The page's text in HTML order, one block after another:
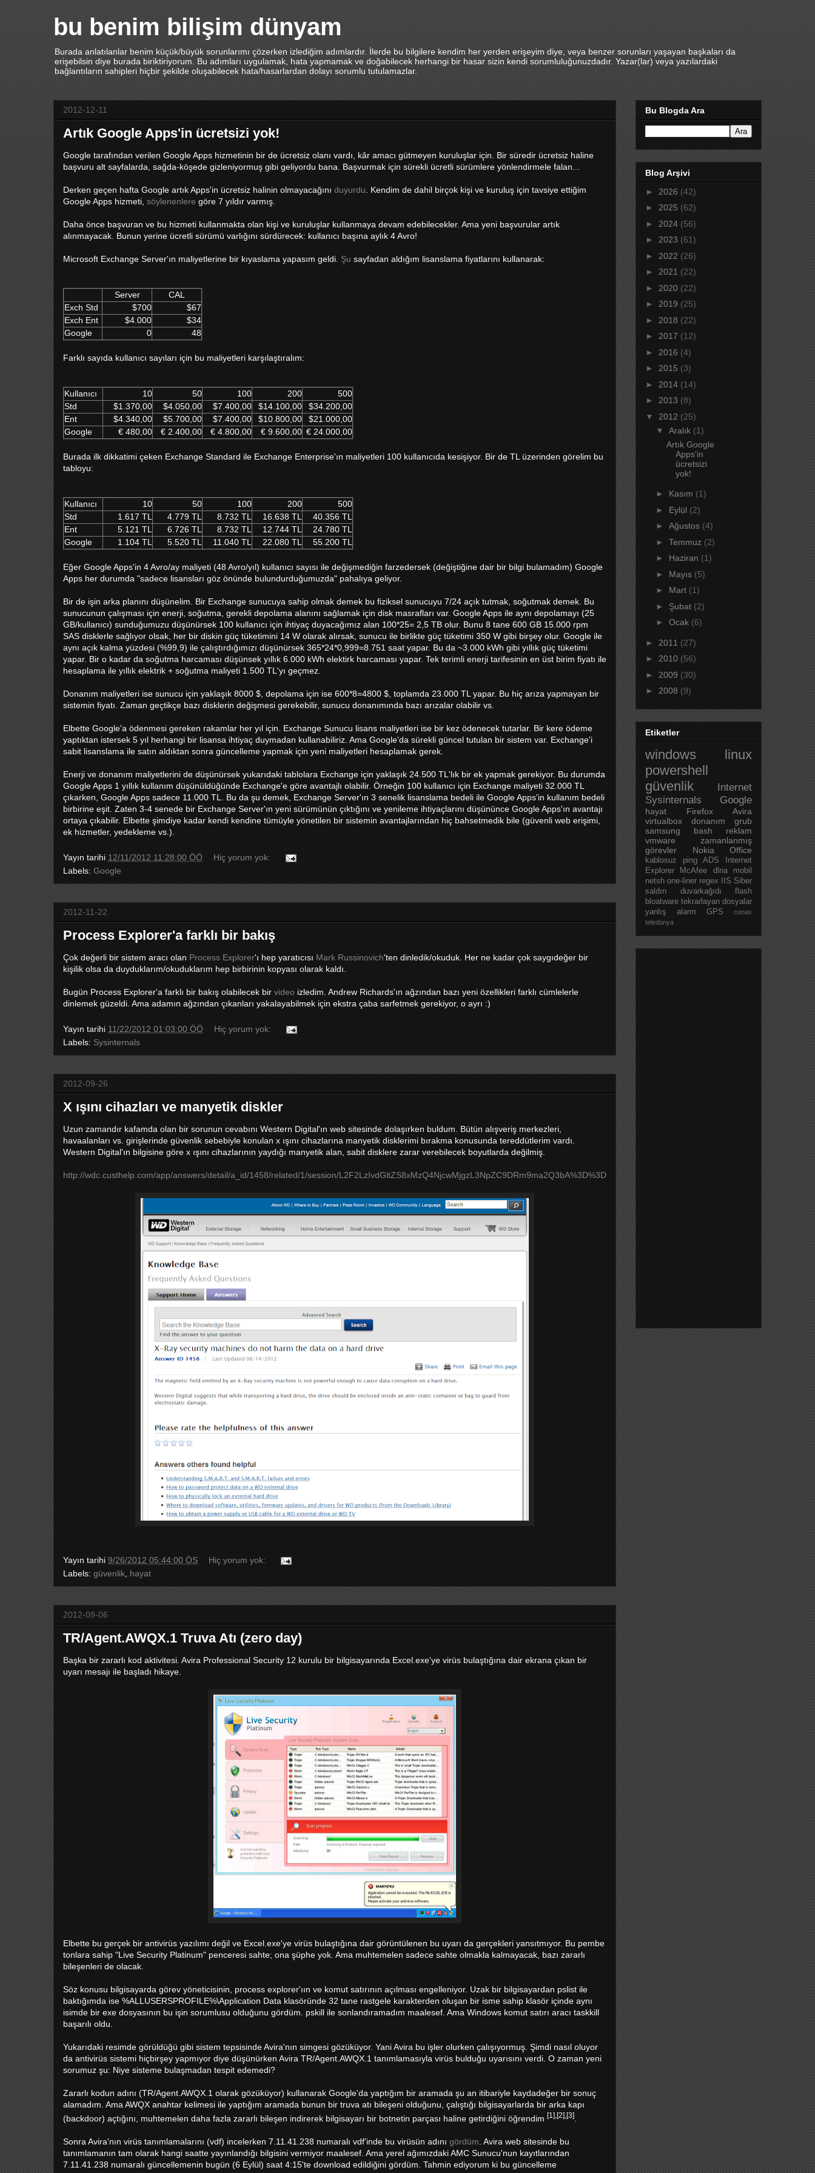
bu benim bilişim dünyam
Burada anlatılanlar benim küçük/büyük sorunlarımı çözerken izlediğim adımlardır. İlerde bu bilgilere kendim her yerden erişeyim diye, veya benzer sorunları yaşayan başkaları da
erişebilsin diye burada biriktiriyorum. Bu adımları uygulamak, hata yapmamak ve doğabilecek herhangi bir hasar sizin kendi sorumluluğunuzdadır. Yazar(lar) veya yazılardaki
bağlantıların sahipleri hiçbir şekilde oluşabilecek hata/hasarlardan dolayı sorumlu tutulamazlar.
2012-12-11
Artık Google Apps'in ücretsizi yok!
Google tarafından verilen Google Apps hizmetinin bir de ücretsiz olanı vardı, kâr amacı gütmeyen kuruluşlar için. Bir süredir ücretsiz haline
başvuru alt sayfalarda, sağda-köşede gizleniyormuş gibi geliyordu bana. Başvurmak için sürekli ücretli sürümlere yönlendirmele falan...
Derken geçen hafta Google artık Apps'in ücretsiz halinin olmayacağını duyurdu . Kendim de dahil birçok kişi ve kuruluş için tavsiye ettiğim
Google Apps hizmeti, söylenenlere göre 7 yıldır varmış.
Daha önce başvuran ve bu hizmeti kullanmakta olan kişi ve kuruluşlar kullanmaya devam edebilecekler. Ama yeni başvurular artık
alınmayacak. Bunun yerine ücretli sürümü varlığını sürdürecek: kullanıcı başına aylık 4 Avro!
Microsoft Exchange Server'ın maliyetlerine bir kıyaslama yapasım geldi. Şu sayfadan aldığım lisanslama fiyatlarını kullanarak:
Server
CAL
Exch Std
$700
$67
Exch Ent
$4.000
$34
Google
0 48
Farklı sayıda kullanıcı sayıları için bu maliyetleri karşılaştıralım:
Kullanıcı 10 50 100 200
500
Std
$1.370,00 $4.050,00 $7.400,00 $14.100,00
$34.200,00
Ent
$4.340,00 $5.700,00 $7.400,00 $10.800,00
$21.000,00
Google
€ 480,00 € 2.400,00 € 4.800,00 € 9.600,00 € 24.000,00
Burada ilk dikkatimi çeken Exchange Standard ile Exchange Enterprise'ın maliyetleri 100 kullanıcıda kesişiyor. Bir de TL üzerinden görelim bu
tabloyu:
Kullanıcı 10 50 100 200
500
Std
1.617 TL 4.779 TL 8.732 TL 16.638 TL
40.356 TL
Ent
5.121 TL 6.726 TL 8.732 TL 12.744 TL
24.780 TL
Google
1.104 TL 5.520 TL 11.040 TL 22.080 TL 55.200 TL
Eğer Google Apps'in 4 Avro/ay maliyeti (48 Avro/yıl) kullanıcı sayısı ile değişmediğin farzedersek (değiştiğine dair bir bilgi bulamadım) Google
Apps her durumda "sadece lisansları göz önünde bulundurduğumuzda" pahalıya geliyor.
Bir de işin arka planını düşünelim. Bir Exchange sunucuya sahip olmak demek bu fiziksel sunucuyu 7/24 açık tutmak, soğutmak demek. Bu
sunucunun çalışması için enerji, soğutma, gerekli depolama alanını sağlamak için disk masrafları var. Google Apps ile aynı depolamayı (25
GB/kullanıcı) sunduğumuzu düşünürsek 100 kullanıcı için ihtiyaç duyacağımız alan 100*25= 2,5 TB olur. Bunu 8 tane 600 GB 15.000 rpm
SAS disklerle sağlıyor olsak, her bir diskin güç tüketimini 14 W olarak alırsak, sunucu ile birlikte güç tüketimi 350 W gibi birşey olur. Google ile
aynı açık kalma yüzdesi (%99,9) ile çalıştırdığımızı düşünürsek 365*24*0,999=8.751 saat yapar. Bu da ~3.000 kWh gibi yıllık güç tüketimi
yapar. Bir o kadar da soğutma harcaması düşünsek yıllık 6.000 kWh elektirk harcaması yapar. Tek terimli enerji tarifesinin en üst birim fiyatı ile
hesaplama ile yıllık elektrik + soğutma maliyeti 1.500 TL'yı geçmez.
Donanım maliyetleri ise sunucu için yaklaşık 8000 $, depolama için ise 600*8=4800 $, toplamda 23.000 TL yapar. Bu hiç arıza yapmayan bir
sistemin fiyatı. Zaman geçtikçe bazı disklerin değişmesi gerekebilir, sunucu donanımında bazı arızalar olabilir vs.
Elbette Google'a ödenmesi gereken rakamlar her yıl için. Exchange Sunucu lisans maliyetleri ise bir kez ödenecek tutarlar. Bir kere ödeme
yaptıktan istersek 5 yıl herhangi bir lisansa ihtiyaç duymadan kullanabiliriz. Ama Google'da sürekli güncel tutulan bir sistem var. Exchange'i
sabit lisanslama ile satın aldıktan sonra güncelleme yapmak için yeni maliyetleri hesaplamak gerek.
Enerji ve donanım maliyetlerini de düşünürsek yukarıdaki tablolara Exchange için yaklaşık 24.500 TL'lık bir ek yapmak gerekiyor. Bu durumda
Google Apps 1 yıllık kullanım düşünüldüğünde Exchange'e göre avantajlı olabilir. Örneğin 100 kullanıcı için Exchange maliyeti 32.000 TL
çıkarken, Google Apps sadece 11.000 TL. Bu da şu demek, Exchange Server'ın 3 senelik lisanslama bedeli ile Google Apps'in kullanım bedeli
birbirine eşit. Zaten 3-4 senede bir Exchange Server'ın yeni sürümünün çıktığını ve yenileme ihtiyaçlarını düşününce Google Apps'ın avantajı
ortaya çıkabilir. Elbette şimdiye kadar kendi kendine tümüyle yönetilen bir sistemin avantajlarından hiç bahsetmedik bile (güvenli web erişimi,
ek hizmetler, yedekleme vs.).
Yayın tarihi 12/11/2012 11:28:00 ÖÖ
Hiç yorum yok:
Labels: Google
2012-11-22
Process Explorer'a farklı bir bakış
Çok değerli bir sistem aracı olan Process Explorer'ı hep yaratıcısı Mark Russinovich'ten dinledik/okuduk. Her ne kadar çok saygıdeğer bir
kişilik olsa da duyduklarım/okuduklarım hep birbirinin kopyası olarak kaldı.
Bugün Process Explorer'a farklı bir bakış olabilecek bir video izledim. Andrew Richards'ın ağzından bazı yeni özellikleri farklı cümlelerle
dinlemek güzeldi. Ama adamın ağzından çıkanları yakalayabilmek için ekstra çaba sarfetmek gerekiyor, o ayrı :)
Yayın tarihi 11/22/2012 01:03:00 ÖÖ
Hiç yorum yok:
Labels: Sysinternals
2012-09-26
X ışını cihazları ve manyetik diskler
Uzun zamandır kafamda olan bir sorunun cevabını Western Digital'ın web sitesinde dolaşırken buldum. Bütün alışveriş merkezleri,
havaalanları vs. girişlerinde güvenlik sebebiyle konulan x ışını cihazlarına manyetik disklerimi bırakma konusunda tereddütlerim vardı.
Western Digital'ın bilgisine göre x ışını cihazlarının yaydığı manyetik alan, sabit disklere zarar verebilecek boyutlarda değilmiş.
http://wdc.custhelp.com/app/answers/detail/a_id/1458/related/1/session/L2F2LzIvdGltZS8xMzQ4NjcwMjgzL3NpZC9DRm9ma2Q3bA%3D%3D
Yayın tarihi 9/26/2012 05:44:00 ÖS
Hiç yorum yok:
Labels: güvenlik hayat
2012-09-06
TR/Agent.AWQX.1 Truva Atı (zero day)
Başka bir zararlı kod aktivitesi. Avira Professional Security 12 kurulu bir bilgisayarında Excel.exe'ye virüs bulaştığına dair ekrana çıkan bir
uyarı mesajı ile başladı hikaye.
Elbette bu gerçek bir antivirüs yazılımı değil ve Excel.exe'ye virüs bulaştığına dair görüntülenen bu uyarı da gerçekleri yansıtmıyor. Bu pembe
tonlara sahip "Live Security Platinum" penceresi sahte; ona şüphe yok. Ama muhtemelen sadece sahte olmakla kalmayacak, bazı zararlı
bileşenleri de olacak.
Söz konusu bilgisayarda görev yöneticisinin, process explorer'ıın ve komut satırının açılması engelleniyor. Uzak bir bilgisayardan pslist ile
baktığımda ise %ALLUSERSPROFILE%\Application Data klasöründe 32 tane rastgele karakterden oluşan bir isme sahip klasör içinde aynı
isimde bir exe dosyasının bu işin sorumlusu olduğunu gördüm. pskill ile sonlandıramadım maalesef. Ama Windows komut satırı aracı taskkill
başarılı oldu.
Yukarıdaki resimde görüldüğü gibi sistem tepsisinde Avira'nın simgesi gözüküyor. Yani Avira bu işler olurken çalışıyormuş. Şimdi nasıl oluyor
da antivirüs sistemi hiçbirşey yapmıyor diye düşünürken Avira TR/Agent.AWQX.1 tanımlamasıyla virüs bulduğu uyarısını verdi. O zaman yeni
sorumuz şu: Niye sisteme bulaşmadan tespit edemedi?
Zararlı kodun adını (TR/Agent.AWQX.1 olarak gözüküyor) kullanarak Google'da yaptığım bir aramada şu an itibariyle kaydadeğer bir sonuç
alamadım. Ama AWQX anahtar kelimesi ile yaptığım aramada bunun bir truva atı bileşeni olduğunu, çalıştığı bilgisayarlarda bir arka kapı
(backdoor) açtığını, muhtemelen daha fazla zararlı bileşen indirerek bilgisayarı bir botnetin parçası haline getirdiğini öğrendim [1],[2],[3]
Sonra Avira'nın virüs tanımlamalarını (vdf) incelerken 7.11.41.238 numaralı vdf'inde bu virüsün adını gördüm . Avira web sitesinde bu
tanımlamanın tam olarak hangi saatte yayınlandığı bilgisini vermiyor maalesef. Ama yerel ağımızdaki AMC Sunucu'nun kayıtlarından
7.11.41.238 numaralı güncellemenin bugün (6 Eylül) saat 4:15'te download edildiğini gördüm. Tahmin ediyorum ki bu güncelleme
Bu Blogda Ara
Blog Arşivi
► 2026 (42)
► 2025 (62)
► 2024 (56)
► 2023 (61)
► 2022 (26)
► 2021 (22)
► 2020 (22)
► 2019 (25)
► 2018 (22)
► 2017 (12)
► 2016 (4)
► 2015 (3)
► 2014 (14)
► 2013 (8)
▼ 2012 (25)
▼ Aralık (1)
Artık Google
Apps'in
ücretsizi
yok!
► Kasım (1)
► Eylül (2)
► Ağustos (4)
► Temmuz (2)
► Haziran (1)
► Mayıs (5)
► Mart (1)
► Şubat (2)
► Ocak (6)
► 2011 (27)
► 2010 (56)
► 2009 (30)
► 2008 (9)
Etiketler
windows
linux
powershell
güvenlik
Internet
Sysinternals
Google
hayat Firefox
Avira
virtualbox
donanım
grub
samsung
bash
reklam
vmware
zamanlanmış
görevler
Nokia Office
kablosuz ping ADS
Internet
Explorer
McAfee dlna
mobil
netsh one-liner regex IIS Siber
saldırı
duvarkağıdı
flash
bloatware tekrarlayan dosyalar
yanlış alarm
GPS
conax
teledünya